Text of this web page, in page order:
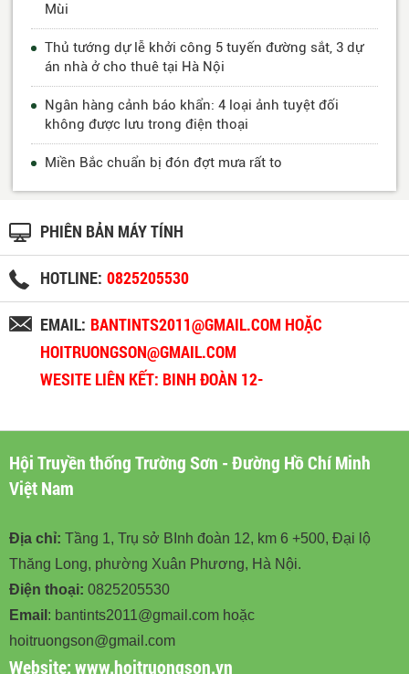
Mùi
Thủ tướng dự lễ khởi công 5 tuyến đường sắt, 3 dự
án nhà ở cho thuê tại Hà Nội
Ngân hàng cảnh báo khẩn: 4 loại ảnh tuyệt đối
không được lưu trong điện thoại
Miền Bắc chuẩn bị đón đợt mưa rất to
PHIÊN BẢN MÁY TÍNH
HOTLINE: 0825205530
EMAIL: BANTINTS2011@GMAIL.COM HOẶC
HOITRUONGSON@GMAIL.COM
WESITE LIÊN KẾT: BINH ĐOÀN 12-
Hội Truyền thống Trường Sơn - Đường Hồ Chí Minh
Việt Nam
Địa chỉ: Tầng 1, Trụ sở BInh đoàn 12, km 6 +500, Đại lộ
Thăng Long, phường Xuân Phương, Hà Nội.
Điện thoại: 0825205530
Email : bantints2011@gmail.com hoặc
hoitruongson@gmail.com
Website:www.hoitruongson.vn